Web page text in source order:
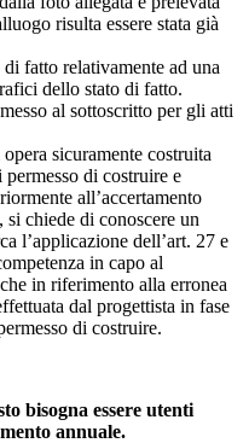
risulta essere stata già
fatto relativamente ad una
dello stato di fatto.
al sottoscritto per gli atti
sicuramente costruita
di costruire e
all’accertamento
chiede di conoscere un
l’applicazione dell’art. 27 e
in capo al
in riferimento alla erronea
dal progettista in fase
di costruire.
bisogna essere utenti
annuale.